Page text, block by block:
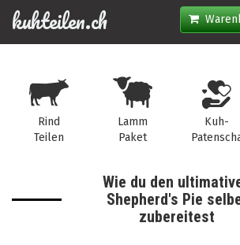
kuhteilen.ch
Rind
Teilen
Lamm
Paket
Kuh-
Wie du den
Shepherd's Pie
zubereitest